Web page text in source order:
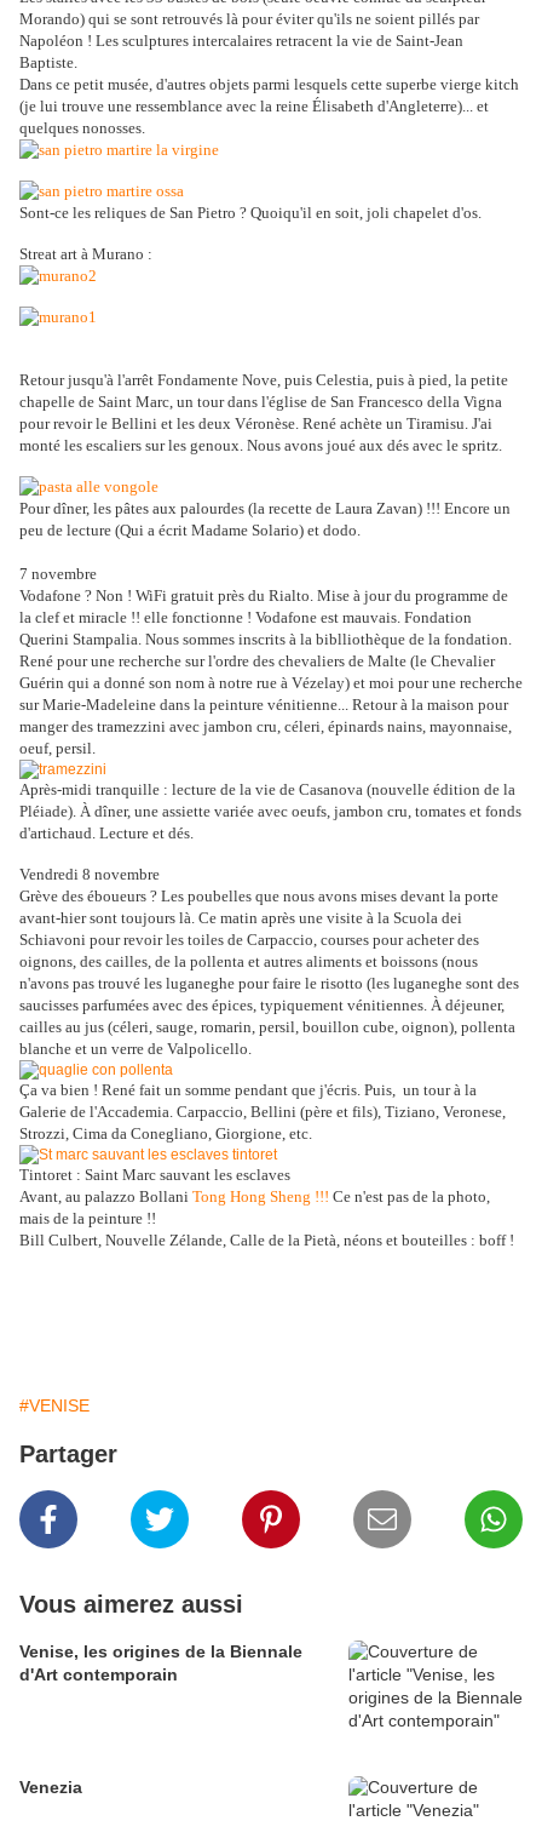
Morando) qui se sont retrouvés là pour éviter qu'ils ne soient pillés par
Napoléon ! Les sculptures intercalaires retracent la vie de Saint-Jean
Baptiste.
Dans ce petit musée, d'autres objets parmi lesquels cette superbe vierge kitch
(je lui trouve une ressemblance avec la reine Élisabeth d'Angleterre)... et
quelques nonosses.
Sont-ce les reliques de San Pietro ? Quoiqu'il en soit, joli chapelet d'os.
Streat art à Murano :
Retour jusqu'à l'arrêt Fondamente Nove, puis Celestia, puis à pied, la petite
chapelle de Saint Marc, un tour dans l'église de San Francesco della Vigna
pour revoir le Bellini et les deux Véronèse. René achète un Tiramisu. J'ai
monté les escaliers sur les genoux. Nous avons joué aux dés avec le spritz.
Pour dîner, les pâtes aux palourdes (la recette de Laura Zavan) !!! Encore un
peu de lecture (Qui a écrit Madame Solario) et dodo.
7 novembre
Vodafone ? Non ! WiFi gratuit près du Rialto. Mise à jour du programme de
la clef et miracle !! elle fonctionne ! Vodafone est mauvais. Fondation
Querini Stampalia. Nous sommes inscrits à la biblliothèque de la fondation.
René pour une recherche sur l'ordre des chevaliers de Malte (le Chevalier
Guérin qui a donné son nom à notre rue à Vézelay) et moi pour une recherche
sur Marie-Madeleine dans la peinture vénitienne... Retour à la maison pour
manger des tramezzini avec jambon cru, céleri, épinards nains, mayonnaise,
oeuf, persil.
Après-midi tranquille : lecture de la vie de Casanova (nouvelle édition de la
Pléiade). À dîner, une assiette variée avec oeufs, jambon cru, tomates et fonds
d'artichaud. Lecture et dés.
Vendredi 8 novembre
Grève des éboueurs ? Les poubelles que nous avons mises devant la porte
avant-hier sont toujours là. Ce matin après une visite à la Scuola dei
Schiavoni pour revoir les toiles de Carpaccio, courses pour acheter des
oignons, des cailles, de la pollenta et autres aliments et boissons (nous
n'avons pas trouvé les luganeghe pour faire le risotto (les luganeghe sont des
saucisses parfumées avec des épices, typiquement vénitiennes. À déjeuner,
cailles au jus (céleri, sauge, romarin, persil, bouillon cube, oignon), pollenta
blanche et un verre de Valpolicello.
Ça va bien ! René fait un somme pendant que j'écris. Puis, un tour à la
Galerie de l'Accademia. Carpaccio, Bellini (père et fils), Tiziano, Veronese,
Strozzi, Cima da Conegliano, Giorgione, etc.
Tintoret : Saint Marc sauvant les esclaves
Avant, au palazzo Bollani Tong Hong Sheng !!! Ce n'est pas de la photo,
mais de la peinture !!
Bill Culbert, Nouvelle Zélande, Calle de la Pietà, néons et bouteilles : boff !
#VENISE
Partager
Vous aimerez aussi
Venise, les origines de la Biennale
d'Art contemporain
Venezia